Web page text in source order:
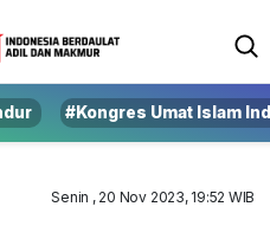
#Kongres Umat Islam
Senin , 20 Nov 2023, 19:52 WIB